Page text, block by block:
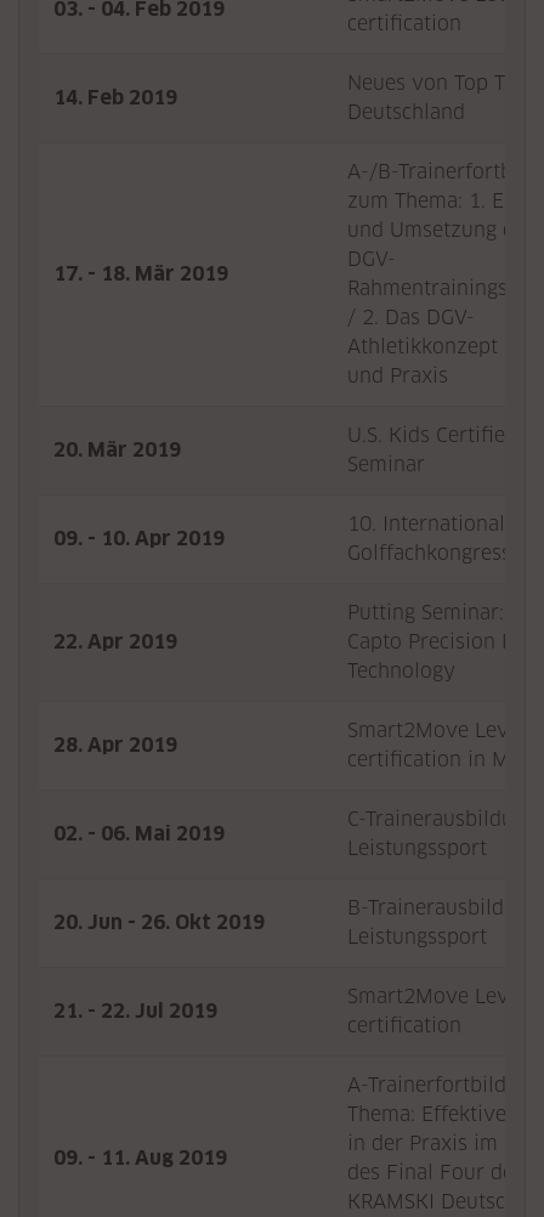
03. - 04. Feb 2019
certification
14. Feb 2019
Neues von Top
Deutschland
17. - 18. Mär 2019
A-/B-
zum Thema: 1.
und Umsetzung der
DGV-
/ 2. Das DGV-
Athletikkonzept in
und Praxis
20. Mär 2019
U.S. Kids Certified
Seminar
09. - 10. Apr 2019
10. Internationaler
Golffachkongress
22. Apr 2019
Putting Seminar:
Capto Precision
Technology
28. Apr 2019
Smart2Move Level 1
certification in
02. - 06. Mai 2019
C-
Leistungssport
20. Jun - 26. Okt 2019
B-
Leistungssport
21. - 22. Jul 2019
Smart2Move Level
certification
09. - 11. Aug 2019
A-
Thema: Effektives
in der Praxis im
des Final Four der
KRAMSKI